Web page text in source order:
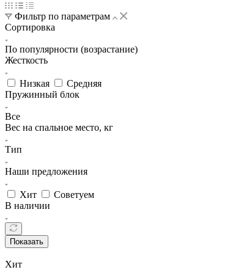
Фильтр по параметрам
Сортировка
По популярности (возрастание)
Жесткость
Низкая
Средняя
Пружинный блок
Все
Вес на спальное место, кг
Тип
Наши предложения
Хит
Советуем
В наличии
Показать
Хит